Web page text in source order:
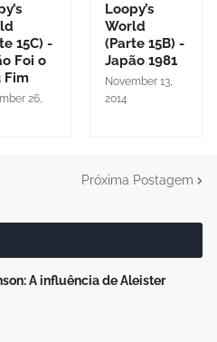
15C) -
Foi o
Fim
26,
Loopy’s
World
(Parte 15B) -
Japão 1981
November 13,
2014
Próxima Postagem
A influência de Aleister